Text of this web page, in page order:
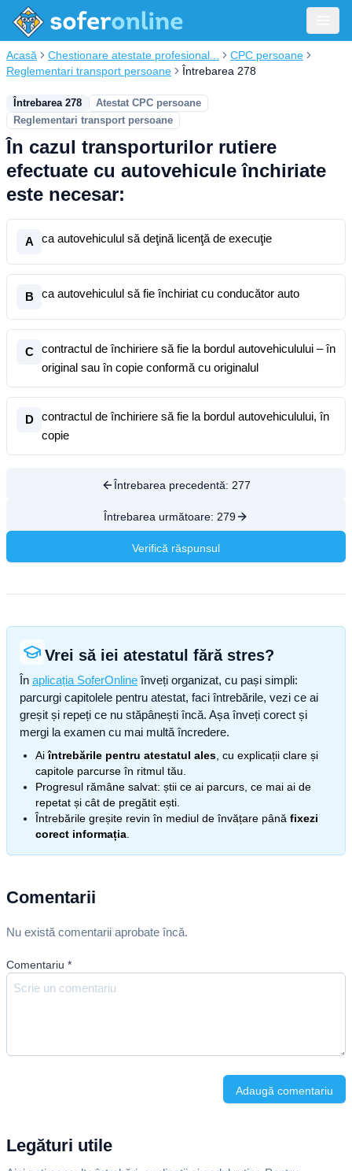
Acasă Chestionare atestate profesional...
CPC persoane
Reglementari transport persoane
Întrebarea 278
Întrebarea 278
Atestat CPC persoane
Reglementari transport persoane
În cazul transporturilor rutiere
efectuate cu autovehicule închiriate
este necesar:
A ca autovehiculul să deţină licenţă de execuţie
B ca autovehiculul să fie închiriat cu conducător auto
C
contractul de închiriere să fie la bordul autovehiculului – în
original sau în copie conformă cu originalul
D
contractul de închiriere să fie la bordul autovehiculului, în
copie
Întrebarea precedentă: 277
Întrebarea următoare: 279
Verifică răspunsul
Vrei să iei atestatul fără stres?
În aplicația SoferOnline înveți organizat, cu pași simpli:
parcurgi capitolele pentru atestat, faci întrebările, vezi ce ai
greșit și repeți ce nu stăpânești încă. Așa înveți corect și
mergi la examen cu mai multă încredere.
Aiîntrebările pentru atestatul ales , cu explicații clare și
capitole parcurse în ritmul tău.
Progresul rămâne salvat: știi ce ai parcurs, ce mai ai de
repetat și cât de pregătit ești.
Întrebările greșite revin în mediul de învățare până fixezi
corect informația
Comentarii
Nu există comentarii aprobate încă.
Comentariu *
Adaugă comentariu
Legături utile